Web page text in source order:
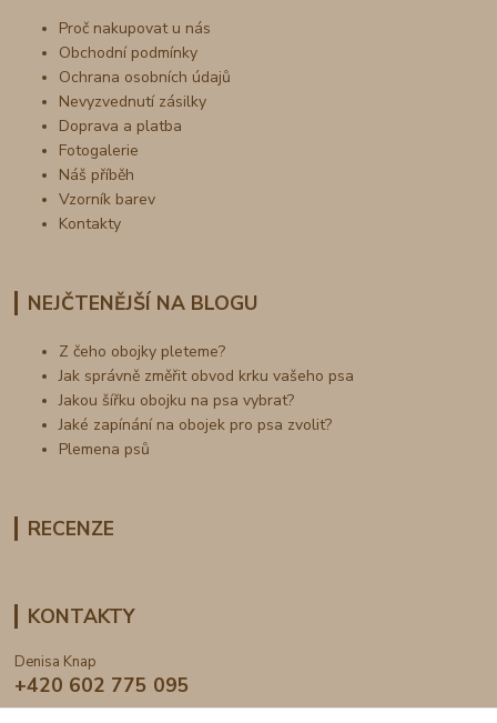
Proč nakupovat u nás
Obchodní podmínky
Ochrana osobních údajů
Nevyzvednutí zásilky
Doprava a platba
Fotogalerie
Náš příběh
Vzorník barev
Kontakty
NEJČTENĚJŠÍ NA BLOGU
Z čeho obojky pleteme?
Jak správně změřit obvod krku vašeho psa
Jakou šířku obojku na psa vybrat?
Jaké zapínání na obojek pro psa zvolit?
Plemena psů
RECENZE
KONTAKTY
Denisa Knap
+420 602 775 095